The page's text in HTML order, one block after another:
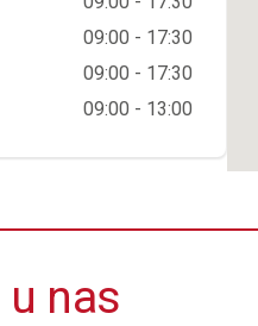
09:00 - 17:30
09:00 - 17:30
09:00 - 13:00
u nas